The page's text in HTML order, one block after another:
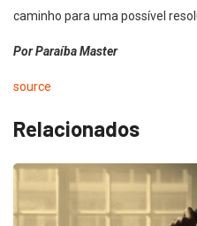
caminho para uma possível
Por Paraíba Master
source
Relacionados